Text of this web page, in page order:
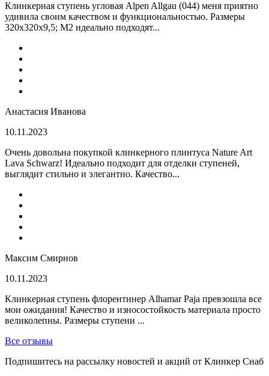
Клинкерная ступень угловая Alpen Allgau (044) меня приятно
удивила своим качеством и функциональностью. Размеры
320x320x9,5; M2 идеально подходят...
Анастасия Иванова
10.11.2023
Очень довольна покупкой клинкерного плинтуса Nature Art
Lava Schwarz! Идеально подходит для отделки ступеней,
выглядит стильно и элегантно. Качество...
Максим Смирнов
10.11.2023
Клинкерная ступень флорентинер Alhamar Paja превзошла все
мои ожидания! Качество и износостойкость материала просто
великолепны. Размеры ступени ...
Все отзывы
Подпишитесь на рассылку новостей и акций от Клинкер Снаб